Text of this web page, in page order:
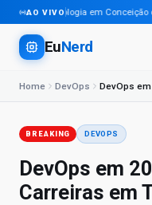
AO VIVO
Tecnologia em Conceição
EuNerd
Home DevOps DevOps
BREAKING DEVOPS
DevOps em
Carreiras em